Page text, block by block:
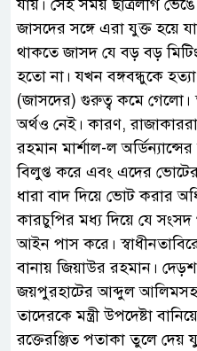
যায়। সেই সময় ছাত্রলীগ
জাসদের সঙ্গে এরা যুক্ত হয়ে
থাকতে জাসদ যে বড় বড়
হতো না। যখন বঙ্গবন্ধুকে
(জাসদের) গুরুত্ব কমে
অর্থও নেই। কারণ,
রহমান মার্শাল-ল
বিলুপ্ত করে এবং এদের
ধারা বাদ দিয়ে ভোট করার
কারচুপির মধ্য দিয়ে যে
আইন পাস করে।
বানায় জিয়াউর রহমান। দেড়শ
জয়পুরহাটের আব্দুল
তাদেরকে মন্ত্রী উপদেষ্টা
রক্তেরঞ্জিত পতাকা তুলে দেয়